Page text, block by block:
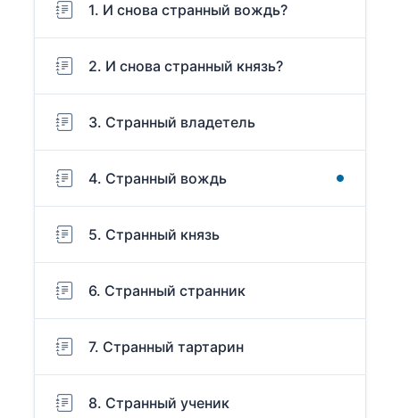
1. И снова странный вождь?
2. И снова странный князь?
3. Странный владетель
4. Странный вождь
5. Странный князь
6. Странный странник
7. Странный тартарин
8. Странный ученик